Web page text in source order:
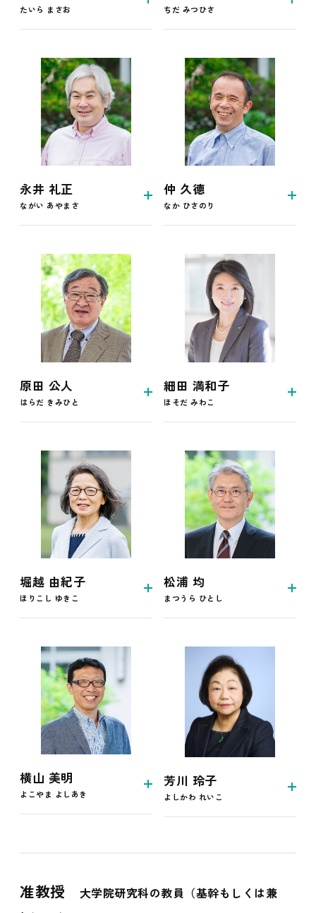
たいら まさお ちだ みつひさ
永井 礼正
ながい あやまさ
仲 久德
なか ひさのり
原田 公人
はらだ きみひと
細田 満和子
ほそだ みわこ
堀越 由紀子
ほりこし ゆきこ
松浦 均
まつうら ひとし
横山 美明
よこやま よしあき
芳川 玲子
よしかわ れいこ
准教授
大学院研究科の教員（基幹もしくは兼